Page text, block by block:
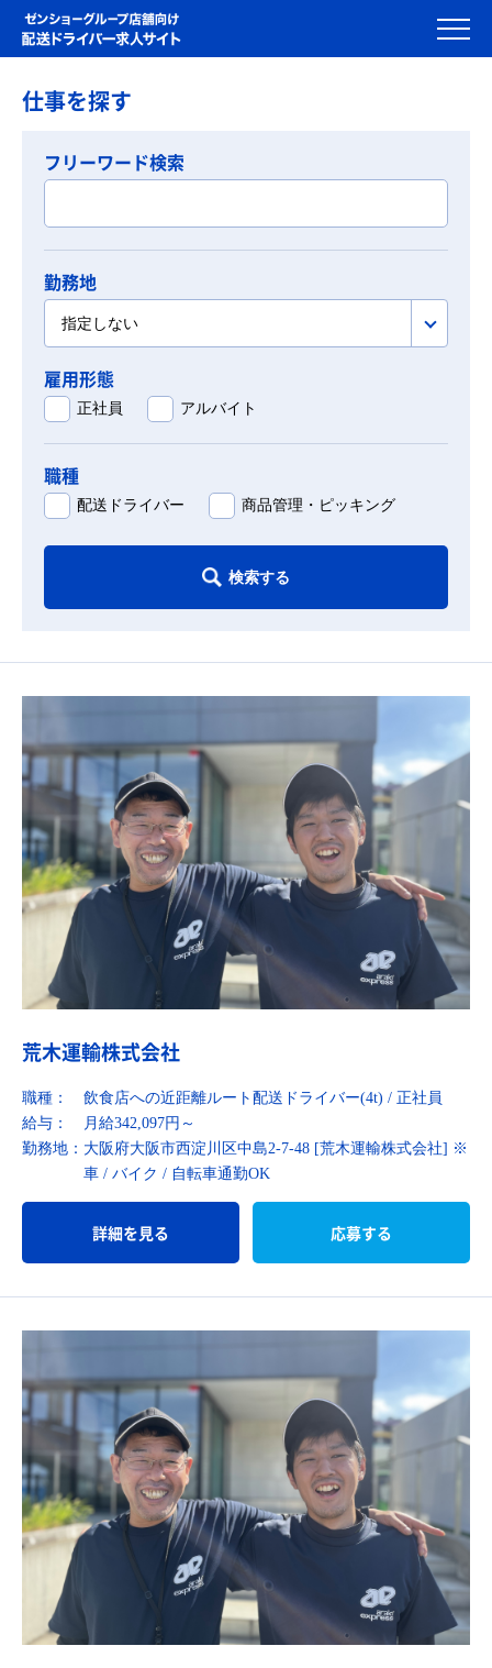
仕事を探す
フリーワード検索
勤務地
指定しない
雇用形態
正社員 アルバイト
職種
配送ドライバー 商品管理・ピッキング
検索する
荒木運輸株式会社
職種：
飲食店への近距離ルート配送ドライバー(4t) / 正社員
給与：
月給342,097円～
勤務地： 大阪府大阪市西淀川区中島2-7-48 [荒木運輸株式会社] ※
車 / バイク / 自転車通勤OK
詳細を見る 応募する